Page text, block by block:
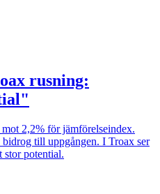
rusning:
2,2% för jämförelseindex.
till uppgången. I Troax ser
stor potential.